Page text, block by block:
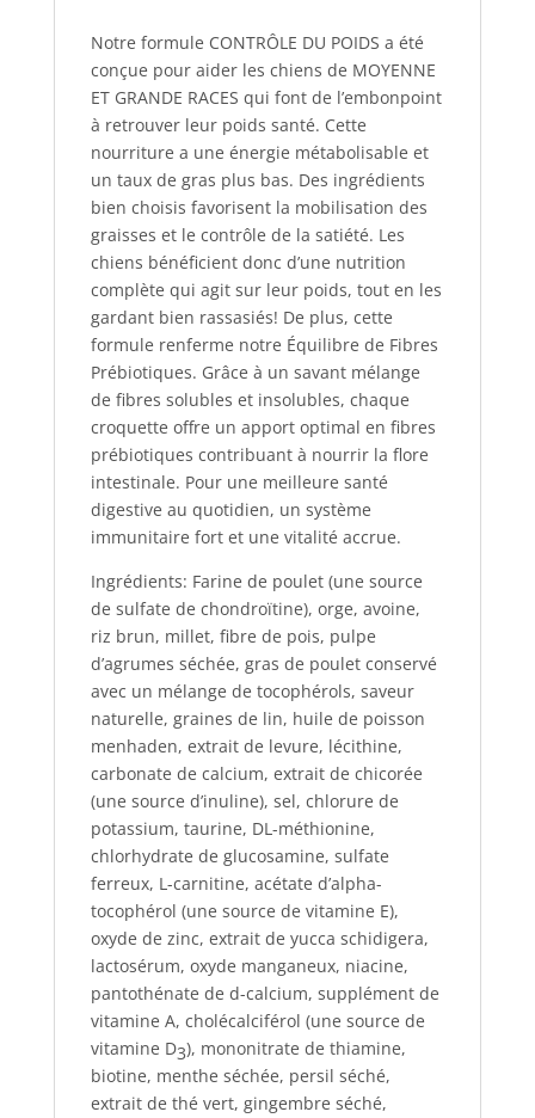
Notre formule CONTRÔLE DU POIDS a été
conçue pour aider les chiens de MOYENNE
ET GRANDE RACES qui font de l’embonpoint
à retrouver leur poids santé. Cette
nourriture a une énergie métabolisable et
un taux de gras plus bas. Des ingrédients
bien choisis favorisent la mobilisation des
graisses et le contrôle de la satiété. Les
chiens bénéficient donc d’une nutrition
complète qui agit sur leur poids, tout en les
gardant bien rassasiés! De plus, cette
formule renferme notre Équilibre de Fibres
Prébiotiques. Grâce à un savant mélange
de fibres solubles et insolubles, chaque
croquette offre un apport optimal en fibres
prébiotiques contribuant à nourrir la flore
intestinale. Pour une meilleure santé
digestive au quotidien, un système
immunitaire fort et une vitalité accrue.
Ingrédients: Farine de poulet (une source
de sulfate de chondroïtine), orge, avoine,
riz brun, millet, fibre de pois, pulpe
d’agrumes séchée, gras de poulet conservé
avec un mélange de tocophérols, saveur
naturelle, graines de lin, huile de poisson
menhaden, extrait de levure, lécithine,
carbonate de calcium, extrait de chicorée
(une source d’inuline), sel, chlorure de
potassium, taurine, DL-méthionine,
chlorhydrate de glucosamine, sulfate
ferreux, L-carnitine, acétate d’alpha-
tocophérol (une source de vitamine E),
oxyde de zinc, extrait de yucca schidigera,
lactosérum, oxyde manganeux, niacine,
pantothénate de d-calcium, supplément de
vitamine A, cholécalciférol (une source de
vitamine D3), mononitrate de thiamine,
biotine, menthe séchée, persil séché,
extrait de thé vert, gingembre séché,